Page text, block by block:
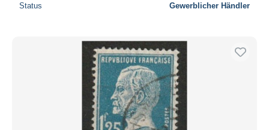
Status Gewerblicher Händler